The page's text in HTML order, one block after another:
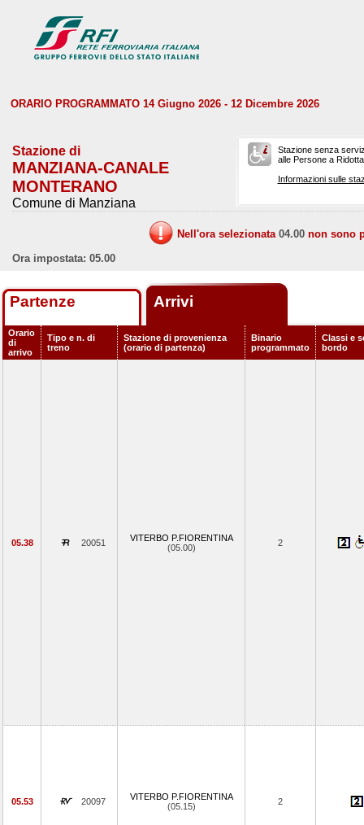
ORARIO PROGRAMMATO 14 Giugno 2026 - 12 Dicembre 2026
Stazione di
MANZIANA-CANALE
MONTERANO
Comune di Manziana
Stazione senza
alle Persone a
Informazioni sulle
Nell'ora selezionata 04.00 non sono
Ora impostata: 05.00
Partenze Arrivi
Orario
di
arrivo
Tipo e n. di
treno
Stazione di provenienza
(orario di partenza)
Binario
programmato
Classi e
bordo
05.38 20051
VITERBO P.FIORENTINA
(05.00)
2
05.53 20097
VITERBO P.FIORENTINA
(05.15)
2